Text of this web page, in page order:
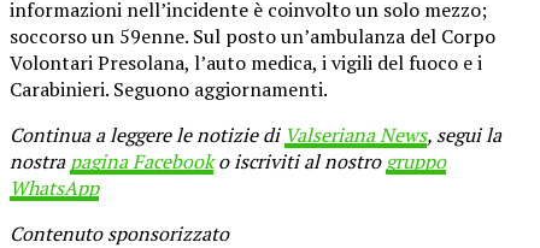
informazioni nell’incidente è coinvolto un solo mezzo;
soccorso un 59enne. Sul posto un’ambulanza del Corpo
Volontari Presolana, l’auto medica, i vigili del fuoco e i
Carabinieri. Seguono aggiornamenti.
Continua a leggere le notizie di Valseriana News, segui la
nostrapagina Facebooko iscriviti al nostrogruppo
WhatsApp
Contenuto sponsorizzato